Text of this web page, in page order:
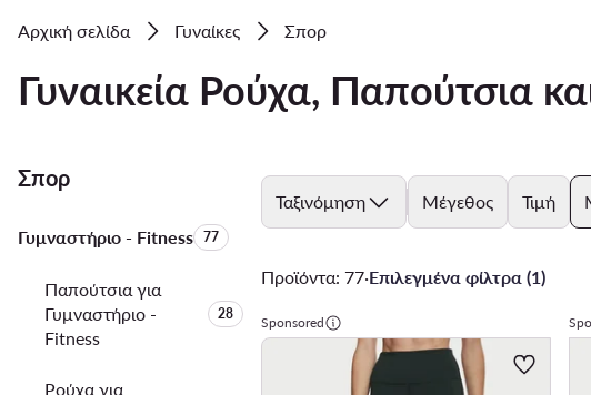
Αρχική σελίδα Γυναίκες Σπορ
Γυναικεία Ρούχα, Παπούτσια
Σπορ
Γυμναστήριο - FitnessΑριθμός προϊόντων:
77
Παπούτσια για
Γυμναστήριο -
Fitness
Αριθμός προϊόντων:
28
Ρούχα για
Ταξινόμηση Μέγεθος Τιμή
Προϊόντα: 77·Επιλεγμένα φίλτρα (1)
Sponsored